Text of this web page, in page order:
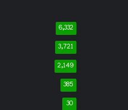
6,332
3,721
2,149
385
30